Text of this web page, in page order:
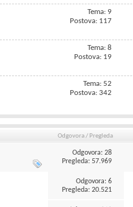
Tema: 9
Postova: 117
Tema: 8
Postova: 19
Tema: 52
Postova: 342
Odgovora/ Pregleda
Odgovora: 28
Pregleda: 57.969
Odgovora: 6
Pregleda: 20.521